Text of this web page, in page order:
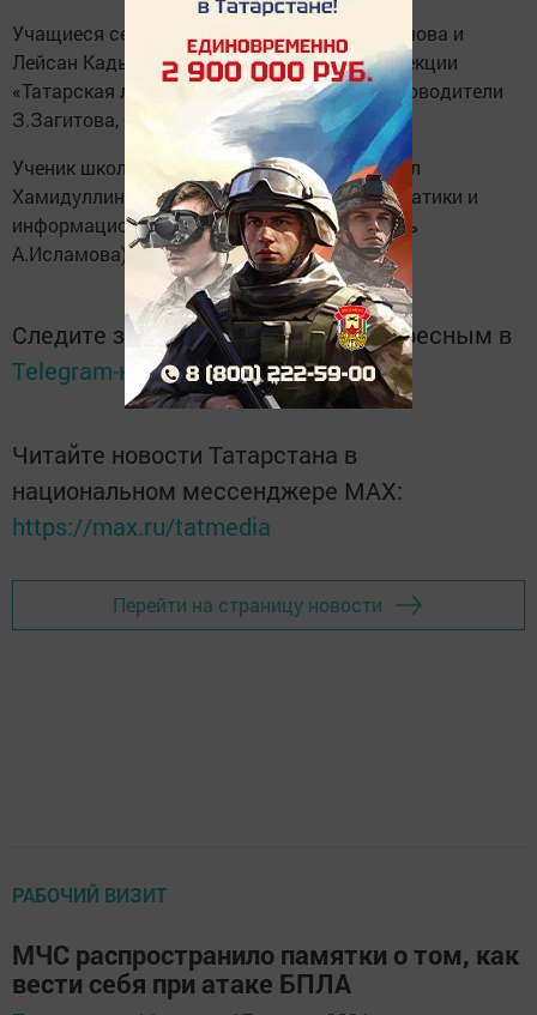
Учащиеся села Мальбагуш Иллария Агълямова и
Лейсан Кадырова удостоились 3 места в секции
«Татарская литература и краеведение» (руководители
З.Загитова, Ф.Закирова).
Ученик школы №2 города Азнакаево Даниил
Хамидуллин стал призером в секции математики и
информационных технологий (руководитель
А.Исламова).
Следите за самым важным и интересным в
Telegram-канале Татмедиа
Читайте новости Татарстана в
национальном мессенджере MАХ:
https://max.ru/tatmedia
Перейти на страницу новости
РАБОЧИЙ ВИЗИТ
МЧС распространило памятки о том, как
вести себя при атаке БПЛА